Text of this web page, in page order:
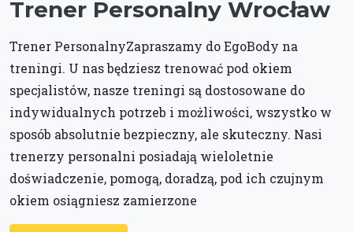
Trener Personalny Wrocław
Trener PersonalnyZapraszamy do EgoBody na
treningi. U nas będziesz trenować pod okiem
specjalistów, nasze treningi są dostosowane do
indywidualnych potrzeb i możliwości, wszystko w
sposób absolutnie bezpieczny, ale skuteczny. Nasi
trenerzy personalni posiadają wieloletnie
doświadczenie, pomogą, doradzą, pod ich czujnym
okiem osiągniesz zamierzone